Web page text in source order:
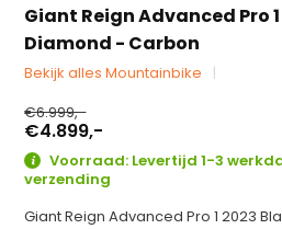
Giant Reign Advanced Pro
Diamond - Carbon
Bekijk alles Mountainbike
€6.999,-
€4.899,-
Voorraad: Levertijd 1-3
verzending
Giant Reign Advanced Pro 1 2023